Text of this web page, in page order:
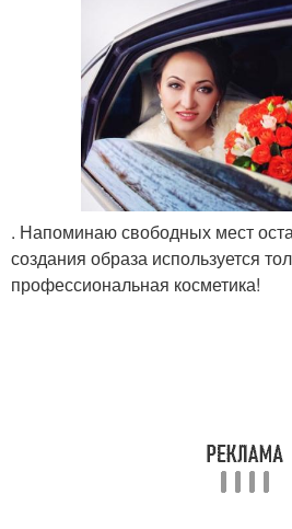
. Напоминаю свободных мест
создания образа используется
профессиональная косметика!